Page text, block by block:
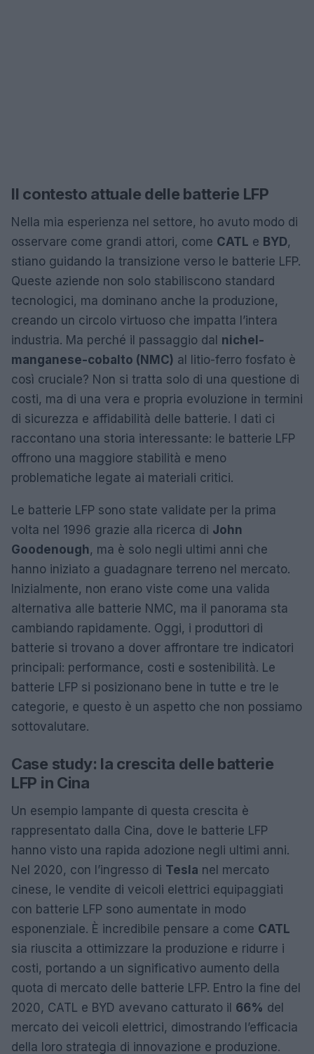
Il contesto attuale delle batterie LFP
Nella mia esperienza nel settore, ho avuto modo di
osservare come grandi attori, come CATL e BYD,
stiano guidando la transizione verso le batterie LFP.
Queste aziende non solo stabiliscono standard
tecnologici, ma dominano anche la produzione,
creando un circolo virtuoso che impatta l’intera
industria. Ma perché il passaggio dal nichel-
manganese-cobalto (NMC) al litio-ferro fosfato è
così cruciale? Non si tratta solo di una questione di
costi, ma di una vera e propria evoluzione in termini
di sicurezza e affidabilità delle batterie. I dati ci
raccontano una storia interessante: le batterie LFP
offrono una maggiore stabilità e meno
problematiche legate ai materiali critici.
Le batterie LFP sono state validate per la prima
volta nel 1996 grazie alla ricerca di John
Goodenough, ma è solo negli ultimi anni che
hanno iniziato a guadagnare terreno nel mercato.
Inizialmente, non erano viste come una valida
alternativa alle batterie NMC, ma il panorama sta
cambiando rapidamente. Oggi, i produttori di
batterie si trovano a dover affrontare tre indicatori
principali: performance, costi e sostenibilità. Le
batterie LFP si posizionano bene in tutte e tre le
categorie, e questo è un aspetto che non possiamo
sottovalutare.
Case study: la crescita delle batterie
LFP in Cina
Un esempio lampante di questa crescita è
rappresentato dalla Cina, dove le batterie LFP
hanno visto una rapida adozione negli ultimi anni.
Nel 2020, con l’ingresso di Tesla nel mercato
cinese, le vendite di veicoli elettrici equipaggiati
con batterie LFP sono aumentate in modo
esponenziale. È incredibile pensare a come CATL
sia riuscita a ottimizzare la produzione e ridurre i
costi, portando a un significativo aumento della
quota di mercato delle batterie LFP. Entro la fine del
2020, CATL e BYD avevano catturato il 66% del
mercato dei veicoli elettrici, dimostrando l’efficacia
della loro strategia di innovazione e produzione.